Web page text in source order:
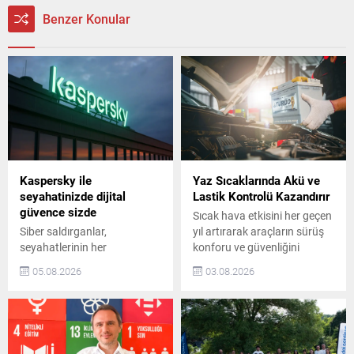
Benzer Konular
Kaspersky ile
seyahatinizde dijital
güvence sizde
Siber saldırganlar,
seyahatlerinin her
platformlara giderek daha
hedef almaya devam ediyor.
Geçtiğimiz yıl boyunca
Kaspersky çözümleri,
05.08.2026
Yaz Sıcaklarında Akü ve
Lastik Kontrolü Kazandırır
Sıcak hava etkisini her geçen
yıl artırarak araçların sürüş
konforu ve güvenliğini
asfalt sıcaklıkları lastik
artan elektronik sistem
kullanımı akülerin de daha
fazla yük altında çalışmasına
03.08.2026